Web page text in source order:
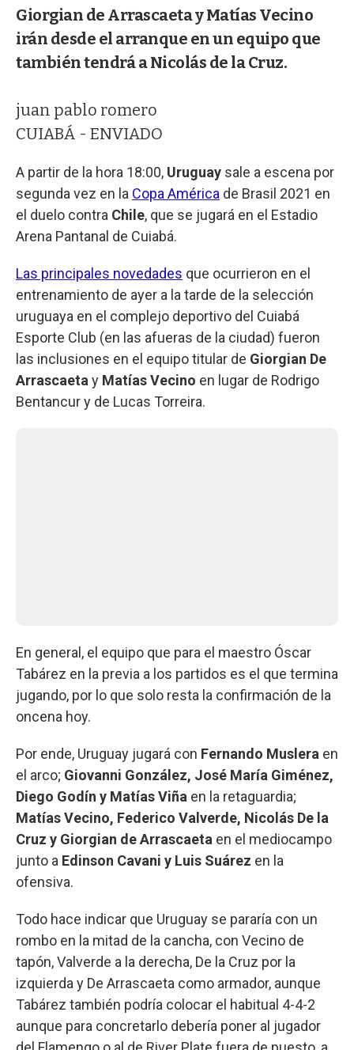
Giorgian de Arrascaeta y Matías Vecino
irán desde el arranque en un equipo que
también tendrá a Nicolás de la Cruz.
juan pablo romero
CUIABÁ - ENVIADO
A partir de la hora 18:00, Uruguay sale a escena por
segunda vez en la Copa América de Brasil 2021 en
el duelo contra Chile, que se jugará en el Estadio
Arena Pantanal de Cuiabá.
Las principales novedades que ocurrieron en el
entrenamiento de ayer a la tarde de la selección
uruguaya en el complejo deportivo del Cuiabá
Esporte Club (en las afueras de la ciudad) fueron
las inclusiones en el equipo titular de Giorgian De
Arrascaeta y Matías Vecino en lugar de Rodrigo
Bentancur y de Lucas Torreira.
En general, el equipo que para el maestro Óscar
Tabárez en la previa a los partidos es el que termina
jugando, por lo que solo resta la confirmación de la
oncena hoy.
Por ende, Uruguay jugará con Fernando Muslera en
el arco; Giovanni González, José María Giménez,
Diego Godín y Matías Viña en la retaguardia;
Matías Vecino, Federico Valverde, Nicolás De la
Cruz y Giorgian de Arrascaeta en el mediocampo
junto a Edinson Cavani y Luis Suárez en la
ofensiva.
Todo hace indicar que Uruguay se pararía con un
rombo en la mitad de la cancha, con Vecino de
tapón, Valverde a la derecha, De la Cruz por la
izquierda y De Arrascaeta como armador, aunque
Tabárez también podría colocar el habitual 4-4-2
aunque para concretarlo debería poner al jugador